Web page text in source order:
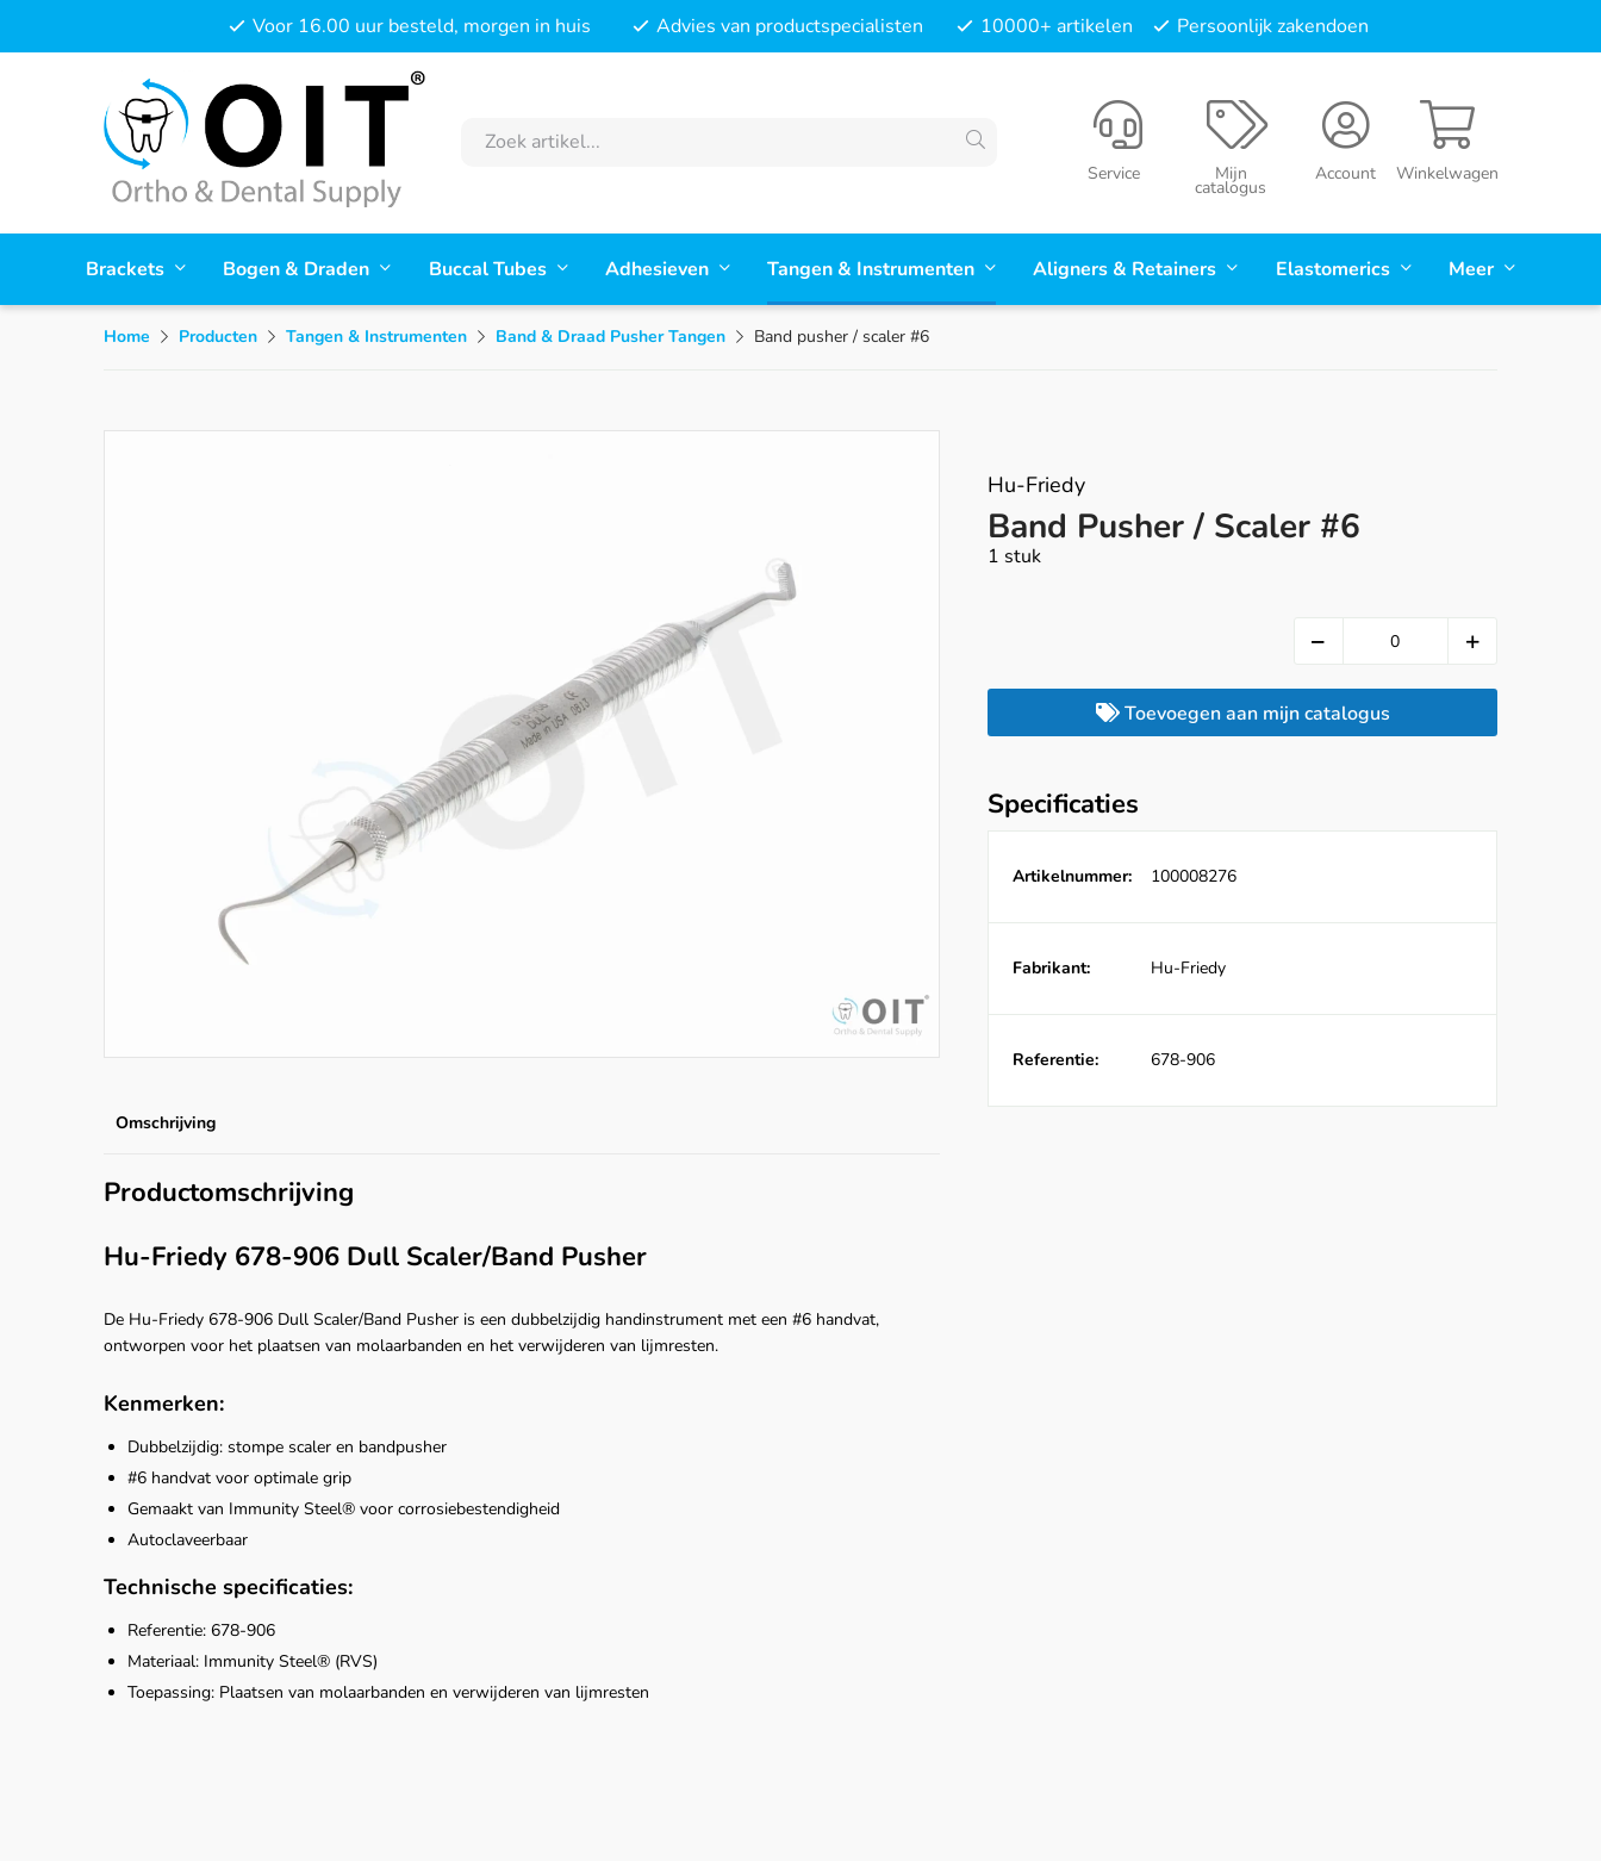
Voor 16.00 uur besteld, morgen in huis Advies van productspecialisten 10000+ artikelen Persoonlijk zakendoen
Winkelwagen
Account
Mijn
catalogus
Service
Brackets Bogen & Draden Buccal Tubes Adhesieven Tangen & Instrumenten Aligners & Retainers Elastomerics Meer
Home Producten Tangen & Instrumenten Band & Draad Pusher Tangen Band pusher / scaler #6
Omschrijving
Productomschrijving
Hu-Friedy 678-906 Dull Scaler/Band Pusher
De Hu-Friedy 678-906 Dull Scaler/Band Pusher is een dubbelzijdig handinstrument met een #6 handvat,
ontworpen voor het plaatsen van molaarbanden en het verwijderen van lijmresten.
Kenmerken:
Dubbelzijdig: stompe scaler en bandpusher
#6 handvat voor optimale grip
Gemaakt van Immunity Steel® voor corrosiebestendigheid
Autoclaveerbaar
Technische specificaties:
Referentie: 678-906
Materiaal: Immunity Steel® (RVS)
Toepassing: Plaatsen van molaarbanden en verwijderen van lijmresten
Hu-Friedy
Band Pusher / Scaler #6
1 stuk
Toevoegen aan mijn catalogus
Specificaties
Artikelnummer: 100008276
Fabrikant: Hu-Friedy
Referentie: 678-906